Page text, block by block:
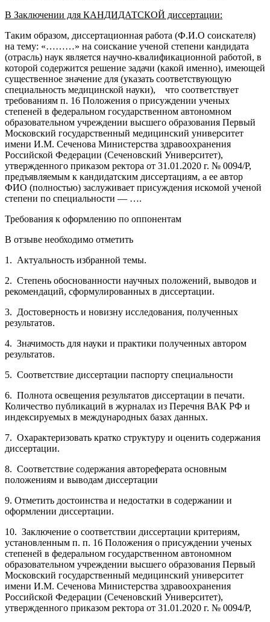
В Заключении для КАНДИДАТСКОЙ диссертации:
Таким образом, диссертационная работа (Ф.И.О соискателя)
на тему: «………» на соискание ученой степени кандидата
(отрасль) наук является научно-квалификационной работой, в
которой содержится решение задачи (какой именно), имеющей
существенное значение для (указать соответствующую
специальность медицинской науки), что соответствует
требованиям п. 16 Положения о присуждении ученых
степеней в федеральном государственном автономном
образовательном учреждении высшего образования Первый
Московский государственный медицинский университет
имени И.М. Сеченова Министерства здравоохранения
Российской Федерации (Сеченовский Университет),
утвержденного приказом ректора от 31.01.2020 г. № 0094/Р,
предъявляемым к кандидатским диссертациям, а ее автор
ФИО (полностью) заслуживает присуждения искомой ученой
степени по специальности — ….
Требования к оформлению по оппонентам
В отзыве необходимо отметить
1. Актуальность избранной темы.
2. Степень обоснованности научных положений, выводов и
рекомендаций, сформулированных в диссертации.
3. Достоверность и новизну исследования, полученных
результатов.
4. Значимость для науки и практики полученных автором
результатов.
5. Соответствие диссертации паспорту специальности
6. Полнота освещения результатов диссертации в печати.
Количество публикаций в журналах из Перечня ВАК РФ и
индексируемых в международных базах данных.
7. Охарактеризовать кратко структуру и оценить содержания
диссертации.
8. Соответствие содержания автореферата основным
положениям и выводам диссертации
9. Отметить достоинства и недостатки в содержании и
оформлении диссертации.
10. Заключение о соответствии диссертации критериям,
установленным п. п. 16 Положения о присуждении ученых
степеней в федеральном государственном автономном
образовательном учреждении высшего образования Первый
Московский государственный медицинский университет
имени И.М. Сеченова Министерства здравоохранения
Российской Федерации (Сеченовский Университет),
утвержденного приказом ректора от 31.01.2020 г. № 0094/Р,